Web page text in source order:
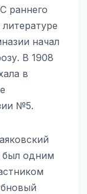
раннего
начал
В 1908
в
№5.
был одним